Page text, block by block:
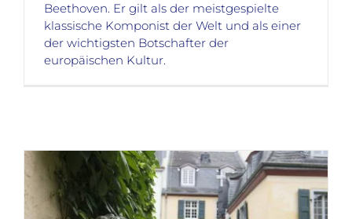
Beethoven. Er gilt als der meistgespielte
klassische Komponist der Welt und als einer
der wichtigsten Botschafter der
europäischen Kultur.